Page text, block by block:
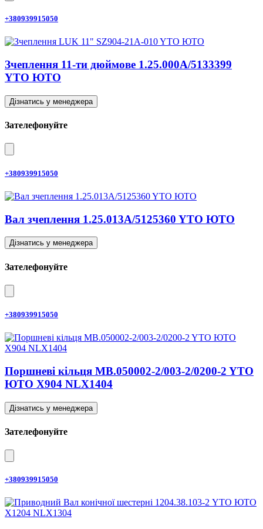
+380939915050
Зчеплення 11-ти дюймове 1.25.000A/5133399
YTO ЮТО
Дізнатись у менеджера
Зателефонуйте
+380939915050
Вал зчеплення 1.25.013A/5125360 YTO ЮТО
Дізнатись у менеджера
Зателефонуйте
+380939915050
Поршневі кільця MB.050002-2/003-2/0200-2 YTO
ЮТО X904 NLX1404
Дізнатись у менеджера
Зателефонуйте
+380939915050